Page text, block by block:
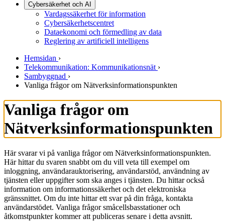
Cybersäkerhet och AI
Vardagssäkerhet för information
Cybersäkerhetscentret
Dataekonomi och förmedling av data
Reglering av artificiell intelligens
Hemsidan ›
Telekommunikation: Kommunikationsnät ›
Sambyggnad ›
Vanliga frågor om Nätverksinformationspunkten
Vanliga frågor om
Nätverksinformationspunkten
Här svarar vi på vanliga frågor om Nätverksinformationspunkten.
Här hittar du svaren snabbt om du vill veta till exempel om
inloggning, användarauktorisering, användarstöd, användning av
tjänsten eller uppgifter som ska anges i tjänsten. Du hittar också
information om informationssäkerhet och det elektroniska
gränssnittet. Om du inte hittar ett svar på din fråga, kontakta
användarstödet. Vanliga frågor småcellsbasstationer och
åtkomstpunkter kommer att publiceras senare i detta avsnitt.